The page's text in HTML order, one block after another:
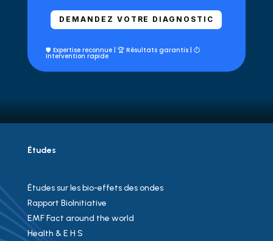
DEMANDEZ VOTRE DIAGNOSTIC
🛡️ Expertise reconnue | 🏆 Résultats garantis | ⏱️
Intervention rapide
Études
Études sur les bio-effets des ondes
Rapport BioInitiative
EMF Fact around the world
Health & E H S